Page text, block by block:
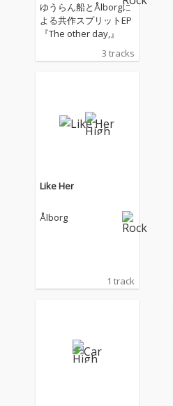
ゆうらん船とÅlborgに
よる共作スプリットEP
『The other day,』
3 tracks
Like Her
Ålborg
1 track